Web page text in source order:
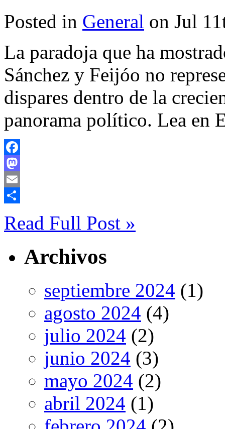
Posted in General on Jul
La paradoja que ha
Sánchez y Feijóo no
dispares dentro de la
panorama político. Lea en
Facebook
Mastodon
Email
Read Full Post »
Archivos
septiembre 2024 (1)
agosto 2024 (4)
julio 2024 (2)
junio 2024 (3)
mayo 2024 (2)
abril 2024 (1)